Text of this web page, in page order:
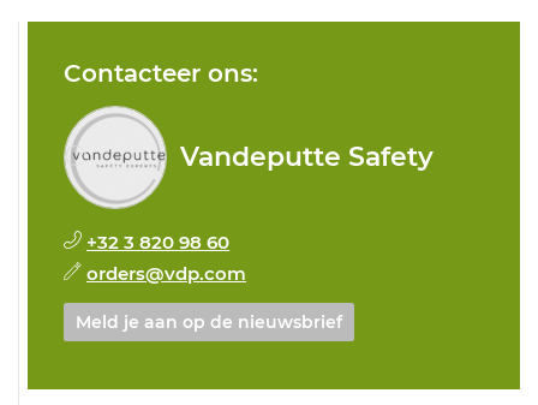
Contacteer ons:
Vandeputte Safety
+32 3 820 98 60
orders@vdp.com
Meld je aan op de nieuwsbrief